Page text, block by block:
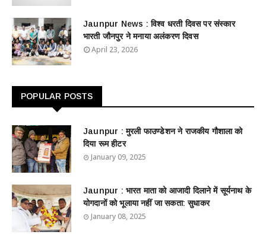
Jaunpur News : विश्व धरती दिवस पर संस्कार
भारती जौनपुर ने मनाया अलंकरण दिवस
April 23, 2026
POPULAR POSTS
Jaunpur : ​मुरली फाउण्डेशन ने राजकीय गौशाला को
दिया रूम हीटर
January 09, 2025
Jaunpur : ​भारत माता को आजादी दिलाने में सूर्यनाथ के
योगदानों को भूलाया नहीं जा सकता: सुधाकर
January 08, 2025